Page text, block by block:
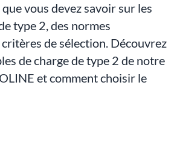
vous devez savoir sur les
type 2, des normes
de sélection. Découvrez
de charge de type 2 de notre
et comment choisir le